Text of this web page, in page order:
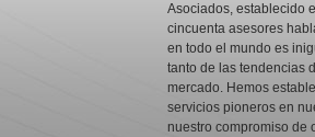
Asociados, establecido
cincuenta asesores
en todo el mundo es
tanto de las tendencias
mercado. Hemos
servicios pioneros en
nuestro compromiso de